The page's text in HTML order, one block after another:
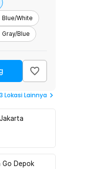
Blue/White
Gray/Blue
3 Lokasi Lainnya
Go Depok